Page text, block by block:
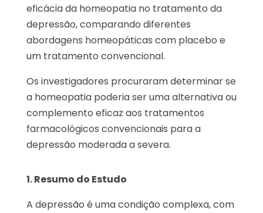
eficácia da homeopatia no tratamento da
depressão, comparando diferentes
abordagens homeopáticas com placebo e
um tratamento convencional.
Os investigadores procuraram determinar se
a homeopatia poderia ser uma alternativa ou
complemento eficaz aos tratamentos
farmacológicos convencionais para a
depressão moderada a severa.
1. Resumo do Estudo
A depressão é uma condição complexa, com